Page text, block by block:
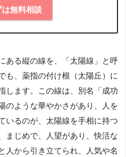
は無料相談
ある縦の線を、「太陽線」と呼
も、薬指の付け根（太陽丘）に
します。この線は、別名「成功
のような華やかさがあり、人を
いるのが、太陽線を手相に持つ
まじめで、人望があり、快活な
人から引き立てられ、人気や名